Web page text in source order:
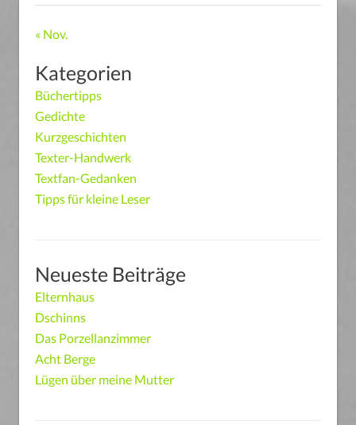
« Nov.
Kategorien
Büchertipps
Gedichte
Kurzgeschichten
Texter-Handwerk
Textfan-Gedanken
Tipps für kleine Leser
Neueste Beiträge
Elternhaus
Dschinns
Das Porzellanzimmer
Acht Berge
Lügen über meine Mutter